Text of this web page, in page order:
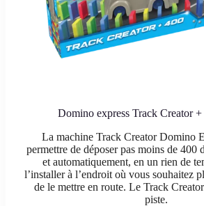
Domino express Track Creator +
La machine Track Creator Domino
permettre de déposer pas moins de 400
et automatiquement, en un rien de
l’installer à l’endroit où vous souhaitez
de le mettre en route. Le Track
piste.